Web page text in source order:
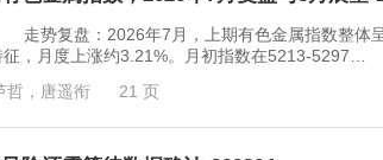
盘：2026年7月，上期有色金属指数整体呈
，月度上涨约3.21%。月初指数在5213-5297…
哲，唐遥衔 21 页